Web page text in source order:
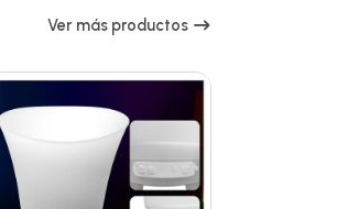
Ver más productos